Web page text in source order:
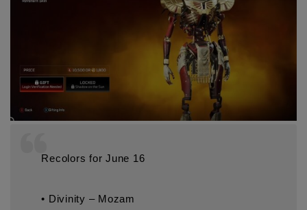
Recolors for June 16
• Divinity – Mozam